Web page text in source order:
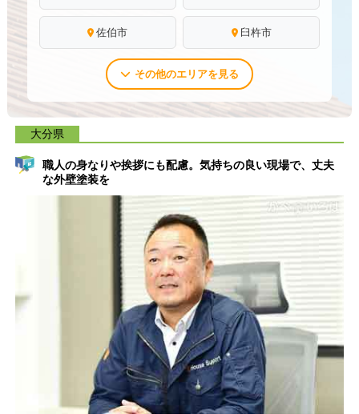
佐伯市 臼杵市
その他のエリアを見る
大分県
職人の身なりや挨拶にも配慮。気持ちの良い現場で、丈夫
な外壁塗装を